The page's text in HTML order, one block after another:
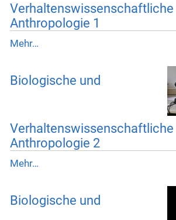
Verhaltenswissenschaftliche
Anthropologie 1
Mehr…
Biologische und
Verhaltenswissenschaftliche
Anthropologie 2
Mehr…
Biologische und